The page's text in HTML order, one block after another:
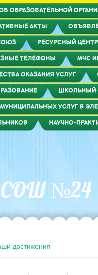
ОБРАЗОВАТЕЛЬНОЙ
АКТЫ
РЕСУРСНЫЙ
ТЕЛЕФОНЫ МЧС
ОКАЗАНИЯ УСЛУГ
ШКОЛЬНЫЙ
УСЛУГ В
НАУЧНО-
№24
достижения